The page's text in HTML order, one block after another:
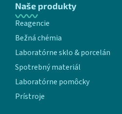
Naše produkty
Reagencie
Bežná chémia
Laboratórne sklo & porcelán
Spotrebný materiál
Laboratórne pomôcky
Prístroje